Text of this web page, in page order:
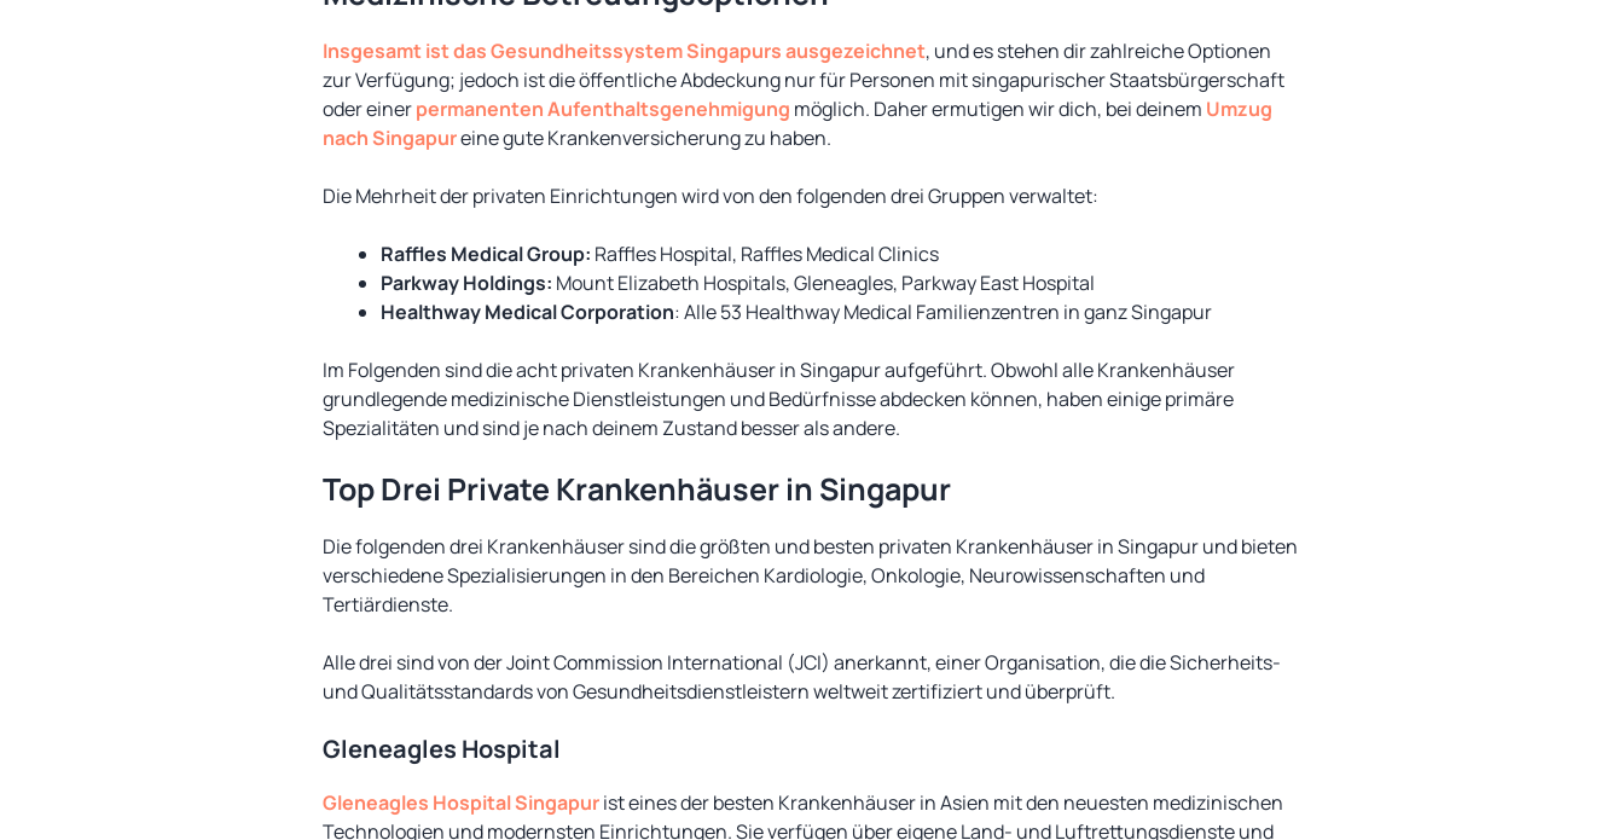
Insgesamt ist das Gesundheitssystem Singapurs ausgezeichnet, und es stehen dir zahlreiche Optionen
zur Verfügung; jedoch ist die öffentliche Abdeckung nur für Personen mit singapurischer Staatsbürgerschaft
oder einerpermanenten Aufenthaltsgenehmigung möglich. Daher ermutigen wir dich, bei deinem Umzug
nach Singapureine gute Krankenversicherung zu haben.
Die Mehrheit der privaten Einrichtungen wird von den folgenden drei Gruppen verwaltet:
Raffles Medical Group: Raffles Hospital, Raffles Medical Clinics
Parkway Holdings: Mount Elizabeth Hospitals, Gleneagles, Parkway East Hospital
Healthway Medical Corporation: Alle 53 Healthway Medical Familienzentren in ganz Singapur
Im Folgenden sind die acht privaten Krankenhäuser in Singapur aufgeführt. Obwohl alle Krankenhäuser
grundlegende medizinische Dienstleistungen und Bedürfnisse abdecken können, haben einige primäre
Spezialitäten und sind je nach deinem Zustand besser als andere.
Top Drei Private Krankenhäuser in Singapur
Die folgenden drei Krankenhäuser sind die größten und besten privaten Krankenhäuser in Singapur und bieten
verschiedene Spezialisierungen in den Bereichen Kardiologie, Onkologie, Neurowissenschaften und
Tertiärdienste.
Alle drei sind von der Joint Commission International (JCI) anerkannt, einer Organisation, die die Sicherheits-
und Qualitätsstandards von Gesundheitsdienstleistern weltweit zertifiziert und überprüft.
Gleneagles Hospital
Gleneagles Hospital Singapurist eines der besten Krankenhäuser in Asien mit den neuesten medizinischen
Technologien und modernsten Einrichtungen. Sie verfügen über eigene Land- und Luftrettungsdienste und